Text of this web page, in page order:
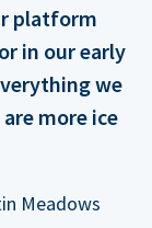
platform
in our early
we
more ice
Meadows